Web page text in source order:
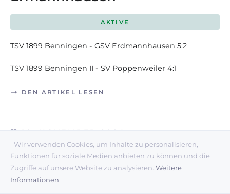
Wir verwenden Cookies, um Inhalte zu personalisieren,
Funktionen für soziale Medien anbieten zu können und die
Zugriffe auf unsere Website zu analysieren. Weitere
Informationen
AKTIVE
TSV 1899 Benningen - GSV Erdmannhausen 5:2
TSV 1899 Benningen II - SV Poppenweiler 4:1
DEN ARTIKEL LESEN
18. NOVEMBER 2024
TSV 1899 Benningen - TKSZ
Ludwigsburg